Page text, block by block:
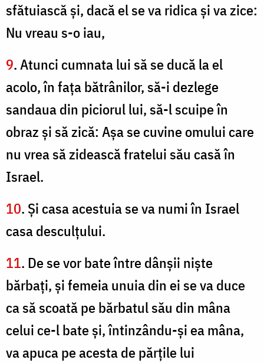
sfătuiască şi, dacă el se va ridica şi va zice:
Nu vreau s-o iau,
9. Atunci cumnata lui să se ducă la el
acolo, în faţa bătrânilor, să-i dezlege
sandaua din piciorul lui, să-l scuipe în
obraz şi să zică: Aşa se cuvine omului care
nu vrea să zidească fratelui său casă în
Israel.
10. Şi casa acestuia se va numi în Israel
casa desculţului.
11. De se vor bate între dânşii nişte
bărbaţi, şi femeia unuia din ei se va duce
ca să scoată pe bărbatul său din mâna
celui ce-l bate şi, întinzându-şi ea mâna,
va apuca pe acesta de părţile lui